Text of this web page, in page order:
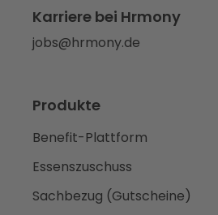
Karriere bei Hrmony
jobs@hrmony.de
Produkte
Benefit-Plattform
Essenszuschuss
Sachbezug (Gutscheine)